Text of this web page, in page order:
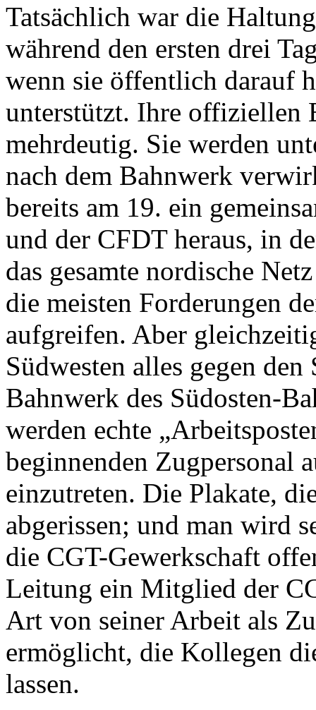
Tatsächlich war die
während den ersten drei
wenn sie öffentlich darauf
unterstützt. Ihre offiziellen
mehrdeutig. Sie werden
nach dem Bahnwerk
bereits am 19. ein
und der CFDT heraus, in
das gesamte nordische
die meisten Forderungen
aufgreifen. Aber
Südwesten alles gegen
Bahnwerk des Südosten-
werden echte
beginnenden Zugpersonal
einzutreten. Die Plakate,
abgerissen; und man wird
die CGT-Gewerkschaft
Leitung ein Mitglied der
Art von seiner Arbeit als
ermöglicht, die Kollegen
lassen.